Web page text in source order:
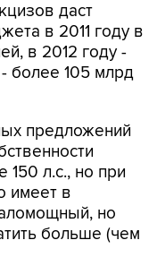
даст
в 2011 году в
в 2012 году -
более 105 млрд
предложений
л.с., но при
имеет в
но
больше (чем